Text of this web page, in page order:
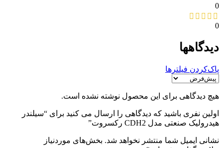
0
0
دیدگاهها
پاک‌کردن فیلترها
هیچ دیدگاهی برای این محصول نوشته نشده است.
اولین نفری باشید که دیدگاهی را ارسال می کنید برای “سیلندر
هیدرولیک صنعتی مدل CDH2 رکسروت”
نشانی ایمیل شما منتشر نخواهد شد. بخش‌های موردنیاز